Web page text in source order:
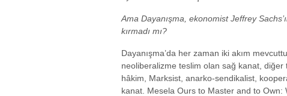
Ama Dayanışma, ekonomist Jeffrey
kırmadı mı?
Dayanışma’da her zaman iki akım
neoliberalizme teslim olan sağ kanat,
hâkim, Marksist, anarko-sendikalist,
kanat. Mesela Ours to Master and to